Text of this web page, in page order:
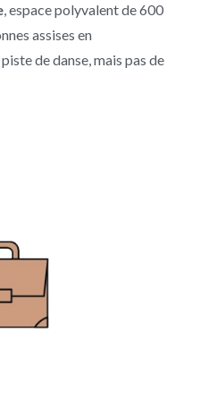
, espace polyvalent de 600
assises en
de danse, mais pas de